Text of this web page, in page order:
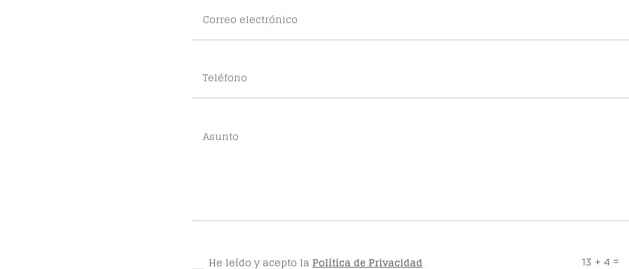
He leído y acepto laPolítica de Privacidad 13 + 4 =